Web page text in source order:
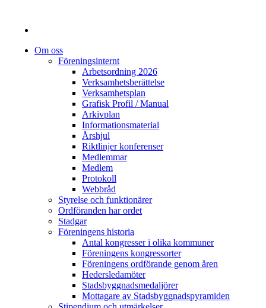
Om oss
Föreningsinternt
Arbetsordning 2026
Verksamhetsberättelse
Verksamhetsplan
Grafisk Profil / Manual
Arkivplan
Informationsmaterial
Årshjul
Riktlinjer konferenser
Medlemmar
Medlem
Protokoll
Webbråd
Styrelse och funktionärer
Ordföranden har ordet
Stadgar
Föreningens historia
Antal kongresser i olika kommuner
Föreningens kongressorter
Föreningens ordförande genom åren
Hedersledamöter
Stadsbyggnadsmedaljörer
Mottagare av Stadsbyggnadspyramiden